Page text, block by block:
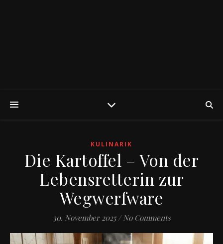
KULINARIK
Die Kartoffel – Von der
Lebensretterin zur
Wegwerfware
30. November 2025 / No Comments